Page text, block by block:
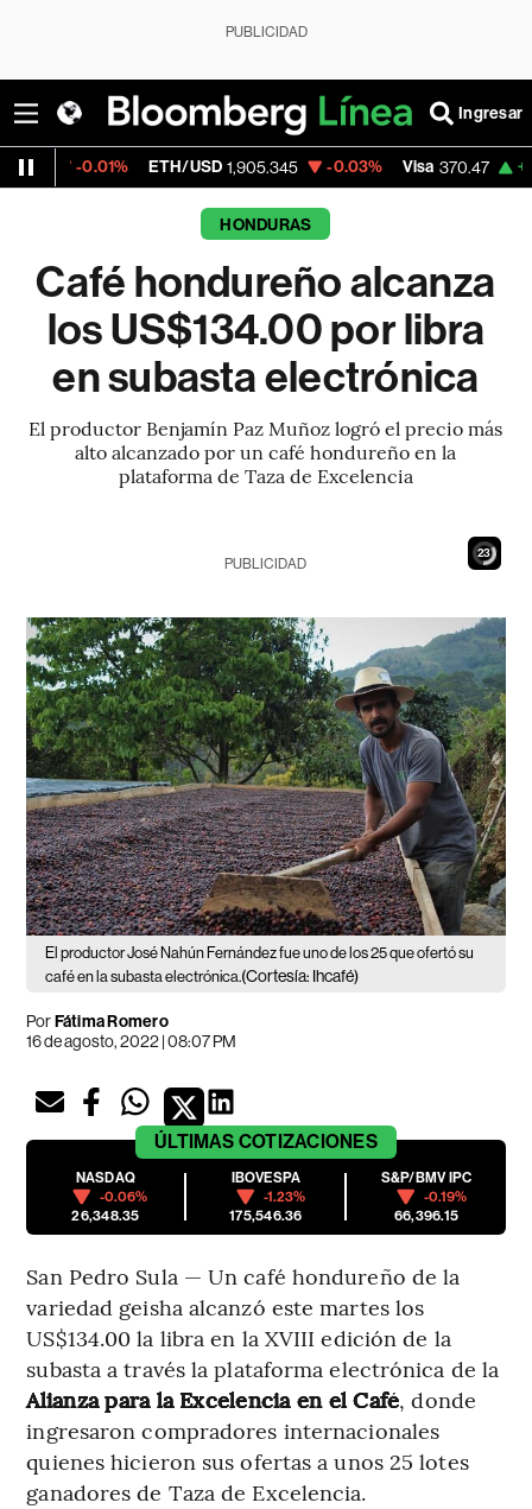
PUBLICIDAD
Ingresar
ETH/USD 1,905.345 -0.03% Visa 370.47 +0.52%
HONDURAS
Café hondureño alcanza
los US$134.00 por libra
en subasta electrónica
El productor Benjamín Paz Muñoz logró el precio más
alto alcanzado por un café hondureño en la
plataforma de Taza de Excelencia
21
PUBLICIDAD
El productor José Nahún Fernández fue uno de los 25 que ofertó su
café en la subasta electrónica.(Cortesía: Ihcafé)
PorFátima Romero
16 de agosto, 2022 | 08:07 PM
ÚLTIMAS COTIZACIONES
NASDAQ
-0.06%
26,348.35
IBOVESPA
-1.23%
175,546.36
S&P/BMV IPC
-0.19%
66,396.15
San Pedro Sula — Un café hondureño de la
variedad geisha alcanzó este martes los
US$134.00 la libra en la XVIII edición de la
subasta a través la plataforma electrónica de la
Alianza para la Excelencia en el Café, donde
ingresaron compradores internacionales
quienes hicieron sus ofertas a unos 25 lotes
ganadores de Taza de Excelencia.